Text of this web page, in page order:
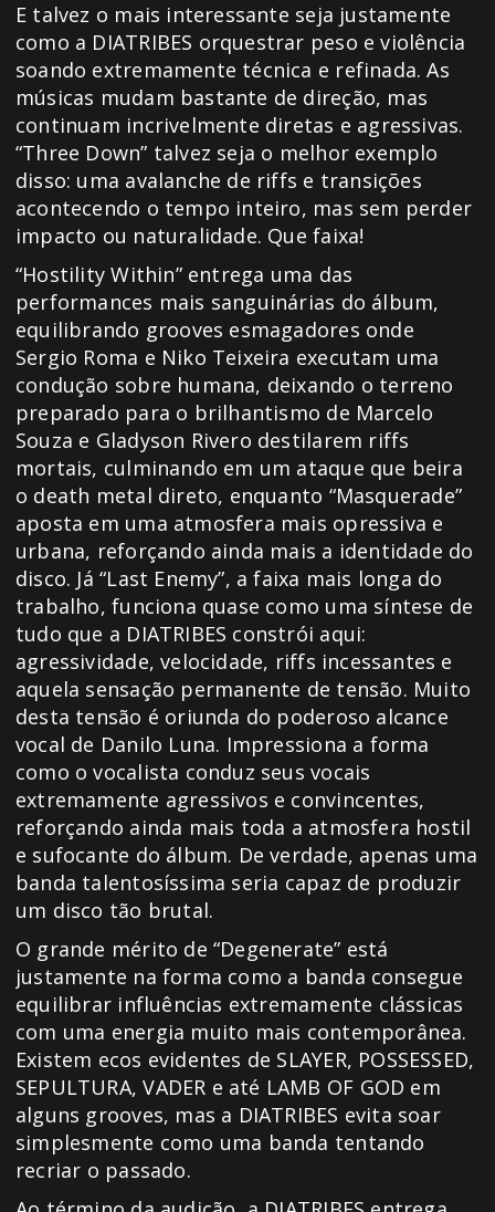
E talvez o mais interessante seja justamente
como a DIATRIBES orquestrar peso e violência
soando extremamente técnica e refinada. As
músicas mudam bastante de direção, mas
continuam incrivelmente diretas e agressivas.
“Three Down” talvez seja o melhor exemplo
disso: uma avalanche de riffs e transições
acontecendo o tempo inteiro, mas sem perder
impacto ou naturalidade. Que faixa!
“Hostility Within” entrega uma das
performances mais sanguinárias do álbum,
equilibrando grooves esmagadores onde
Sergio Roma e Niko Teixeira executam uma
condução sobre humana, deixando o terreno
preparado para o brilhantismo de Marcelo
Souza e Gladyson Rivero destilarem riffs
mortais, culminando em um ataque que beira
o death metal direto, enquanto “Masquerade”
aposta em uma atmosfera mais opressiva e
urbana, reforçando ainda mais a identidade do
disco. Já “Last Enemy”, a faixa mais longa do
trabalho, funciona quase como uma síntese de
tudo que a DIATRIBES constrói aqui:
agressividade, velocidade, riffs incessantes e
aquela sensação permanente de tensão. Muito
desta tensão é oriunda do poderoso alcance
vocal de Danilo Luna. Impressiona a forma
como o vocalista conduz seus vocais
extremamente agressivos e convincentes,
reforçando ainda mais toda a atmosfera hostil
e sufocante do álbum. De verdade, apenas uma
banda talentosíssima seria capaz de produzir
um disco tão brutal.
O grande mérito de “Degenerate” está
justamente na forma como a banda consegue
equilibrar influências extremamente clássicas
com uma energia muito mais contemporânea.
Existem ecos evidentes de SLAYER, POSSESSED,
SEPULTURA, VADER e até LAMB OF GOD em
alguns grooves, mas a DIATRIBES evita soar
simplesmente como uma banda tentando
recriar o passado.